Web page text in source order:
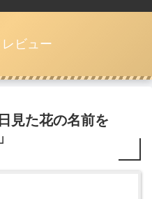
ビュー
見た花の名前を